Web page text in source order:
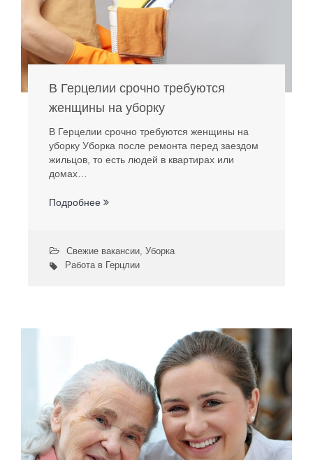
В Герцелии срочно требуются
женщины на уборку
В Герцелии срочно требуются женщины на
уборку Уборка после ремонта перед заездом
жильцов, то есть людей в квартирах или
домах…
Подробнее
Свежие вакансии, Уборка
Работа в Герцлии